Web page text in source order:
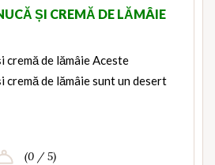
ȘI CREMĂ DE LĂMÂIE
cremă de lămâie Aceste
cremă de lămâie sunt un desert
(0 / 5)